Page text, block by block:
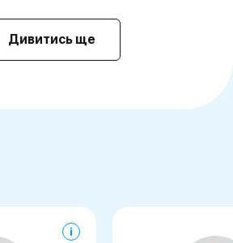
Дивитись ще